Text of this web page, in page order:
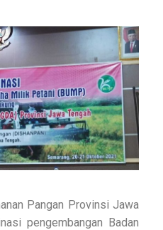
Pangan Provinsi Jawa
pengembangan Badan